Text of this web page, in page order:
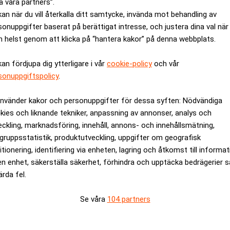
våra partners”.
när du vill återkalla ditt samtycke, invända mot behandling av
baserat på berättigat intresse, och justera dina val när
helst genom att klicka på “hantera kakor” på denna webbplats.
fördjupa dig ytterligare i vår cookie-policyoch vår
.
kakor och personuppgifter för dessa syften: Nödvändiga
och liknande tekniker, anpassning av annonser, analys och
marknadsföring, innehåll, annons- och innehållsmätning,
produktutveckling, uppgifter om geografisk
identifiering via enheten, lagring och åtkomst till
enhet, säkerställa säkerhet, förhindra och upptäcka bedrägerier
fel.
Se våra 104 partners
kronan: "Strider mot
Bankaktierna dyker –
ANNONS